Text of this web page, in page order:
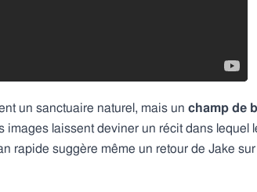
un sanctuaire naturel, mais un champ de
laissent deviner un récit dans lequel
rapide suggère même un retour de Jake